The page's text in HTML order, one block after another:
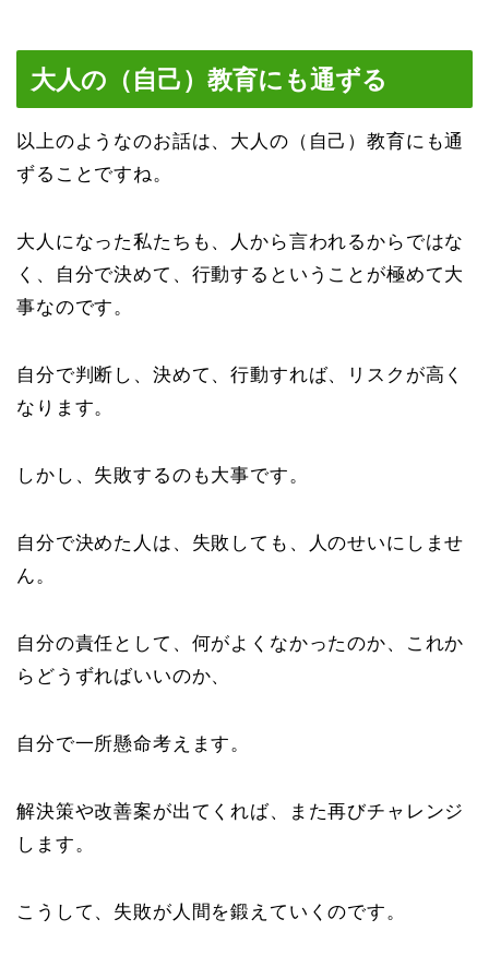
大人の（自己）教育にも通ずる
以上のようなのお話は、大人の（自己）教育にも通
ずることですね。
大人になった私たちも、人から言われるからではな
く、自分で決めて、行動するということが極めて大
事なのです。
自分で判断し、決めて、行動すれば、リスクが高く
なります。
しかし、失敗するのも大事です。
自分で決めた人は、失敗しても、人のせいにしませ
ん。
自分の責任として、何がよくなかったのか、これか
らどうずればいいのか、
自分で一所懸命考えます。
解決策や改善案が出てくれば、また再びチャレンジ
します。
こうして、失敗が人間を鍛えていくのです。